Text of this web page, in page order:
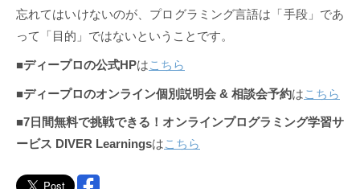
忘れてはいけないのが、プログラミング言語は「手段」であ
って「目的」ではないということです。
■ディープロの公式HPはこちら
■ディープロのオンライン個別説明会 & 相談会予約はこちら
■7日間無料で挑戦できる！オンラインプログラミング学習サ
ービス DIVER Learningsはこちら